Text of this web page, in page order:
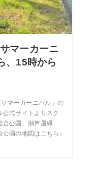
マーカーニ
、15時から
マーカーニバル」の
公式サイトよりスク
合公園、潮芦屋緑
公園の地図はこちら↓